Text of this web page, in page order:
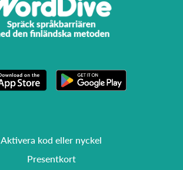
Aktivera kod eller nyckel
Presentkort